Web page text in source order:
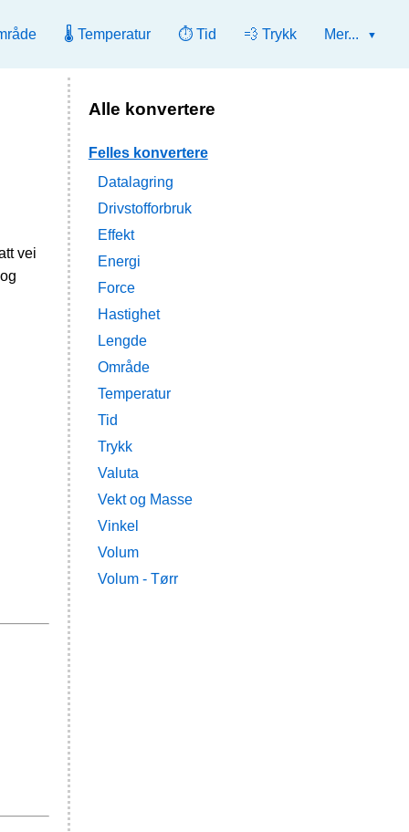
🌡️ Temperatur ⏱️ Tid 💨 Trykk Mer...
vei
Alle konvertere
Felles konvertere
Datalagring
Drivstofforbruk
Effekt
Energi
Force
Hastighet
Lengde
Område
Temperatur
Tid
Trykk
Valuta
Vekt og Masse
Vinkel
Volum
Volum - Tørr